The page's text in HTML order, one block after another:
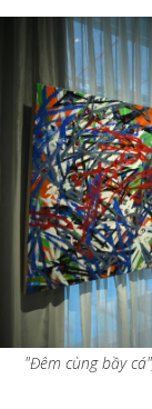
"Đêm cùng bầy